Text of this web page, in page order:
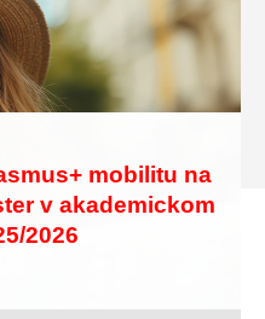
mobilitu na
v akademickom
2026